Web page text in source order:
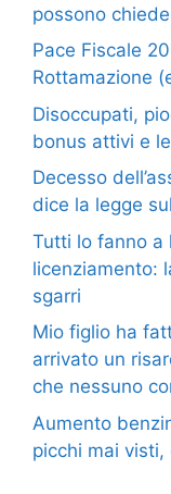
possono
Pace Fiscale
Rottamazione
Disoccupati,
bonus attivi e
Decesso
dice la legge
Tutti lo fanno a
licenziamento:
sgarri
Mio figlio ha
arrivato un
che nessuno
Aumento
picchi mai